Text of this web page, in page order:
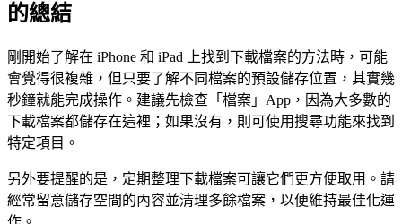
的總結
剛開始了解在 iPhone 和 iPad 上找到下載檔案的方法時，可能
會覺得很複雜，但只要了解不同檔案的預設儲存位置，其實幾
秒鐘就能完成操作。建議先檢查「檔案」App，因為大多數的
下載檔案都儲存在這裡；如果沒有，則可使用搜尋功能來找到
特定項目。
另外要提醒的是，定期整理下載檔案可讓它們更方便取用。請
經常留意儲存空間的內容並清理多餘檔案，以便維持最佳化運